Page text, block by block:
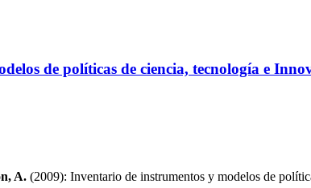
de políticas de ciencia, tecnología e
A. (2009): Inventario de instrumentos y modelos de